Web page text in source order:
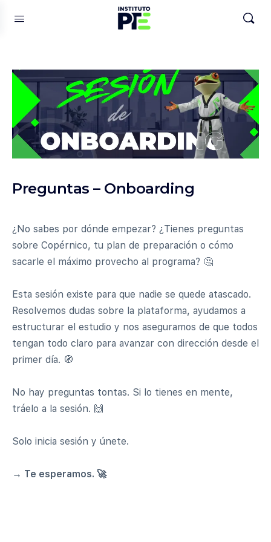
Preguntas – Onboarding
¿No sabes por dónde empezar? ¿Tienes preguntas
sobre Copérnico, tu plan de preparación o cómo
sacarle el máximo provecho al programa? 🤔
Esta sesión existe para que nadie se quede atascado.
Resolvemos dudas sobre la plataforma, ayudamos a
estructurar el estudio y nos aseguramos de que todos
tengan todo claro para avanzar con dirección desde el
primer día. 🧭
No hay preguntas tontas. Si lo tienes en mente,
tráelo a la sesión. 🙌
Solo inicia sesión y únete.
→ Te esperamos. 🚀